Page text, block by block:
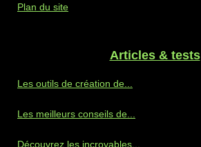
Plan du site
Articles & tests
Les outils de création de...
Les meilleurs conseils de...
Découvrez les incroyables...